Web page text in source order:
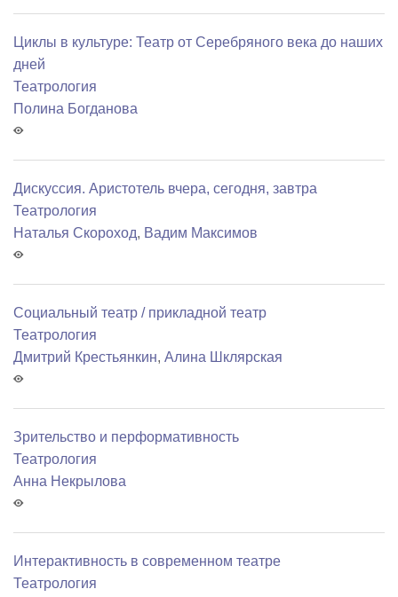
Циклы в культуре: Театр от Серебряного века до наших
дней
Театрология
Полина Богданова
Дискуссия. Аристотель вчера, сегодня, завтра
Театрология
Наталья Скороход, Вадим Максимов
Социальный театр / прикладной театр
Театрология
Дмитрий Крестьянкин, Алина Шклярская
Зрительство и перформативность
Театрология
Анна Некрылова
Интерактивность в современном театре
Театрология